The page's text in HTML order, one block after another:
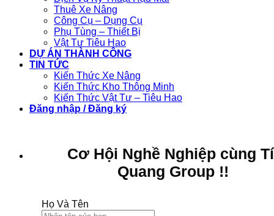
Thuê Xe Nâng
Công Cụ – Dụng Cụ
Phụ Tùng – Thiết Bị
Vật Tư Tiêu Hao
DỰ ÁN THÀNH CÔNG
TIN TỨC
Kiến Thức Xe Nâng
Kiến Thức Kho Thông Minh
Kiến Thức Vật Tư – Tiêu Hao
Đăng nhập / Đăng ký
Cơ Hội Nghề Nghiệp cùng
Quang Group !!
Họ Và Tên